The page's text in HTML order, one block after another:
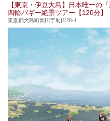
24時間営業で宿泊で
い施設、デートや休
が充実した施設など
ださい。
【東京・伊豆大島】日本唯一の
四輪バギー絶景ツアー【120分】
東京都大島町岡田字助田28-1